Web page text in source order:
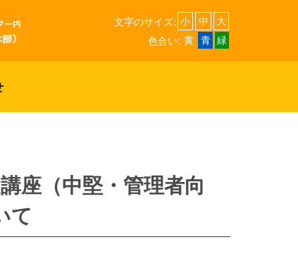
文字のサイズ: 小 中
大
色合い: 黄 青 緑
座（中堅・管理者向
て